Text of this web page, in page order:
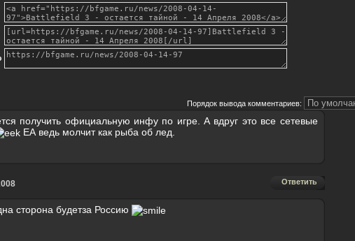
Порядок вывода комментариев:
получить официальную инфу по игре. А вдруг это все сетевые
ЕА ведь молчит как рыба об лед.
Ответить
сторона будетза Россию